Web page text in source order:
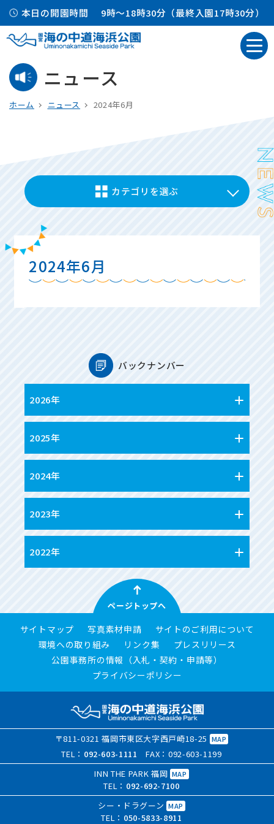
本日の開園時間 9時～18時30分（最終入園17時30分）
ニュース
ホーム ニュース 2024年6月
カテゴリを選ぶ
2024年6月
バックナンバー
2026年
2025年
2024年
2023年
2022年
ページトップへ
サイトマップ 写真素材申請
サイトのご利用について
環境への取り組み
リンク集
プレスリリース
公園事務所の情報（入札・契約・申請等）
プライバシーポリシー
〒811-0321 福岡市東区大字西戸崎18-25 MAP
TEL： 092-603-1111 FAX：092-603-1199
INN THE PARK 福岡 MAP
TEL： 092-692-7100
シー・ドラグーンMAP
TEL： 050-5833-8911